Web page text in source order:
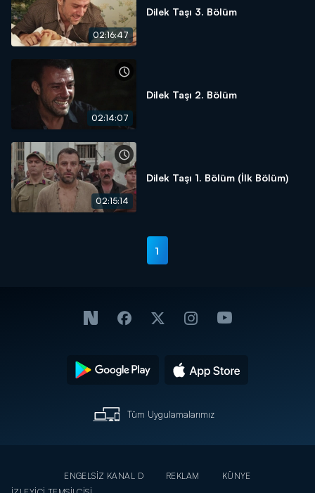
02:16:47
Dilek Taşı 3. Bölüm
02:14:07
Dilek Taşı 2. Bölüm
02:15:14
Dilek Taşı 1. Bölüm (İlk Bölüm)
1
Tüm Uygulamalarımız
ENGELSİZ KANAL D REKLAM
KÜNYE